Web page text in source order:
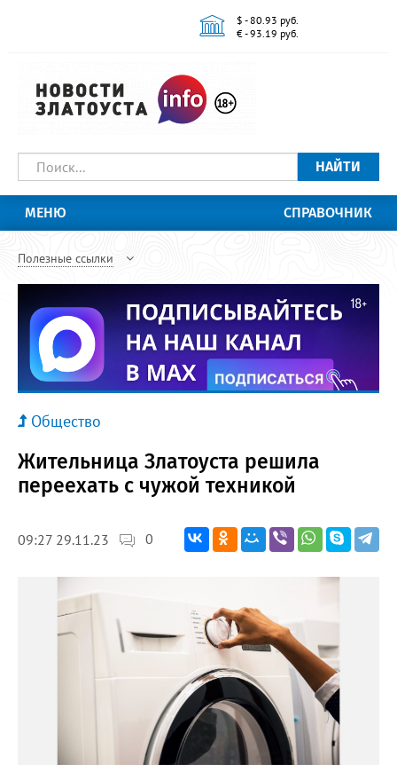
$ - 80.93 руб.
€ - 93.19 руб.
НАЙТИ
МЕНЮ СПРАВОЧНИК
Полезные ссылки
Общество
Жительница Златоуста решила
переехать с чужой техникой
09:27 29.11.23 0